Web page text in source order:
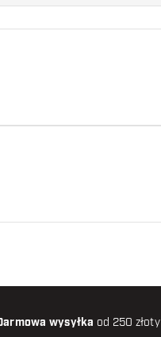
wysyłka od 250 złoty